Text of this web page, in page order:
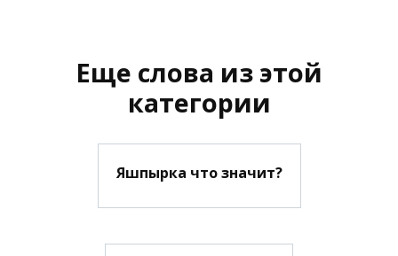
Еще слова из этой
категории
Яшпырка что значит?